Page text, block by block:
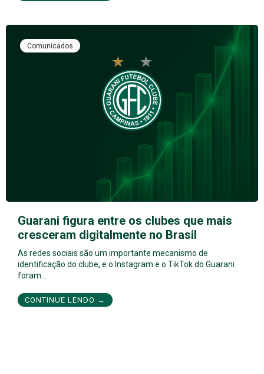
Comunicados
Guarani figura entre os clubes que mais
cresceram digitalmente no Brasil
As redes sociais são um importante mecanismo de
identificação do clube, e o Instagram e o TikTok do Guarani
foram…
CONTINUE LENDO →